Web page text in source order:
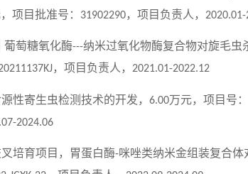
项目批准号： 31902290，项目负责人，
葡萄糖氧化酶---纳米过氧化物酶复合物对旋毛虫
，项目负责人， 2021.01-2022.12
性寄生虫检测技术的开发，6.00万元，项目号：
2024.06
培育项目，胃蛋白酶-咪唑类纳米金组装复合体